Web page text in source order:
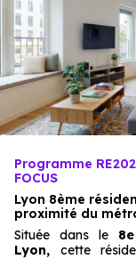
Programme
FOCUS
Lyon 8ème
proximité du
Située dans le
Lyon, cette